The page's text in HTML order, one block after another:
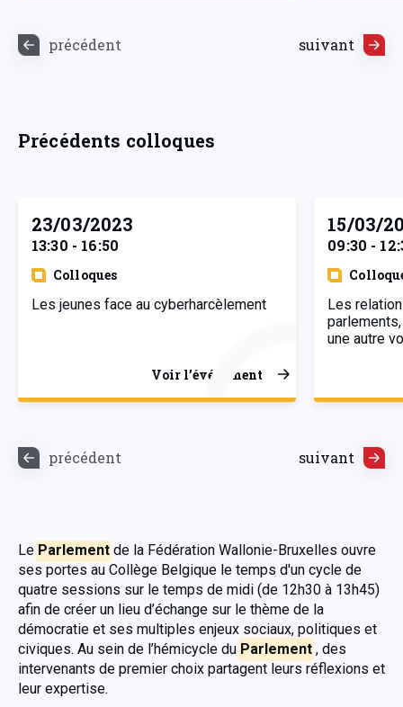
précédent suivant
Précédents colloques
23/03/2023
13:30 - 16:50
Colloques
Les jeunes face au cyberharcèlement
Voir l’événement
15/03/
09:30 -
Les
une autre
précédent suivant
Le Parlement de la Fédération Wallonie-Bruxelles ouvre
ses portes au Collège Belgique le temps d'un cycle de
quatre sessions sur le temps de midi (de 12h30 à 13h45)
afin de créer un lieu d’échange sur le thème de la
démocratie et ses multiples enjeux sociaux, politiques et
civiques. Au sein de l’hémicycle du Parlement , des
intervenants de premier choix partagent leurs réflexions et
leur expertise.